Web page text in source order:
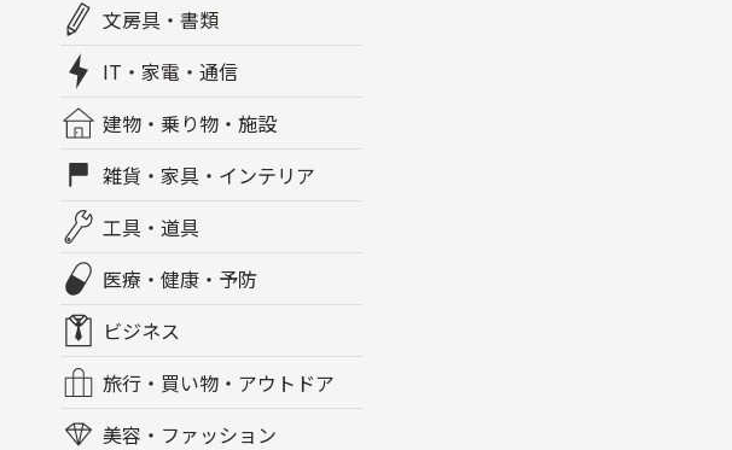
文房具・書類
IT・家電・通信
建物・乗り物・施設
雑貨・家具・インテリア
工具・道具
医療・健康・予防
ビジネス
旅行・買い物・アウトドア
美容・ファッション